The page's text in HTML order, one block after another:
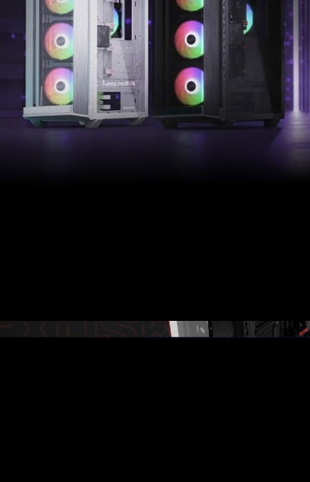
Le BATTLECRUISER II illustre la recherche d’équilibre
d’XPG entre esthétisme et performances. La
conception de son exosquelette combine un style
futuriste à des fonctionnalités optimisées, ce qui
garantit sa stabilité, sa durabilité, un débit d’air